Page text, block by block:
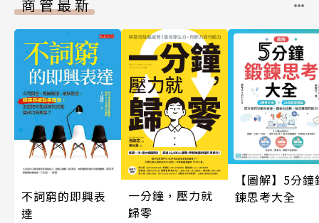
商管最新
不詞窮的即興表
達
一分鐘，壓力就
歸零
【圖解】5分鐘
鍊思考大全